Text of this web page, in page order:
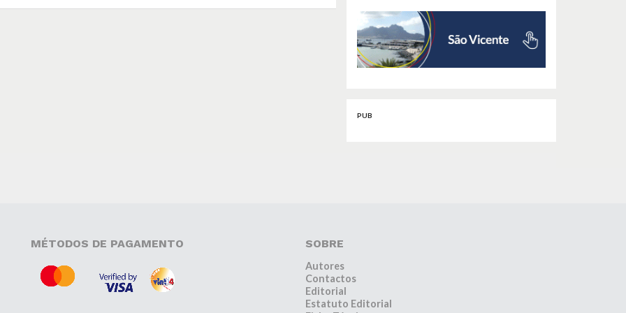
PUB
MÉTODOS DE PAGAMENTO SOBRE
Autores
Contactos
Editorial
Estatuto Editorial